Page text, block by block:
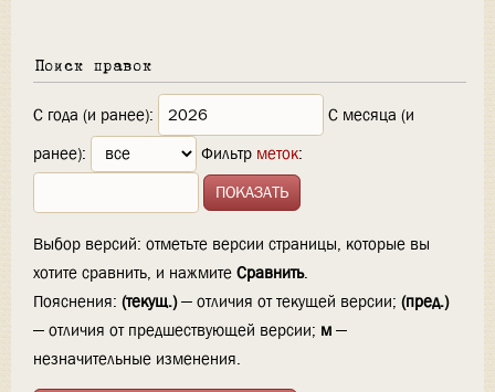
Поиск правок
С года (и ранее):
С месяца (и
ранее):
Фильтр меток:
Выбор версий: отметьте версии страницы, которые вы
хотите сравнить, и нажмите Сравнить.
Пояснения: (текущ.)— отличия от текущей версии; (пред.)
— отличия от предшествующей версии; м —
незначительные изменения.